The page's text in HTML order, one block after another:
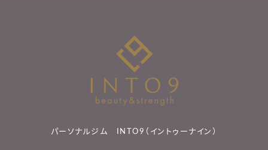
パーソナルジム INTO9（イントゥーナイン）